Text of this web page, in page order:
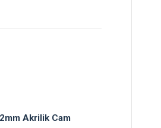
Akrilik Cam